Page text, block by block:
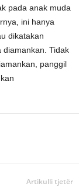
pada anak muda
ini hanya
dikatakan
diamankan. Tidak
panggil
Artikulli tjetër